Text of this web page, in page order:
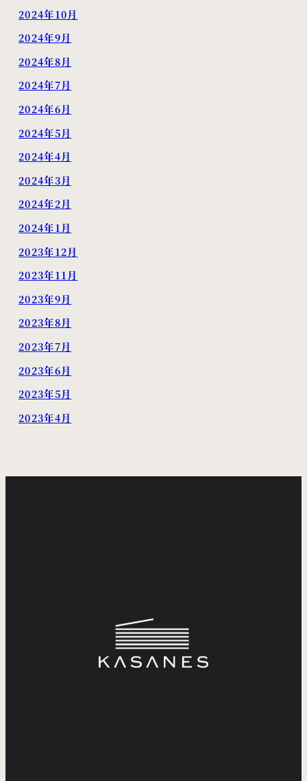
2024年10月
2024年9月
2024年8月
2024年7月
2024年6月
2024年5月
2024年4月
2024年3月
2024年2月
2024年1月
2023年12月
2023年11月
2023年9月
2023年8月
2023年7月
2023年6月
2023年5月
2023年4月